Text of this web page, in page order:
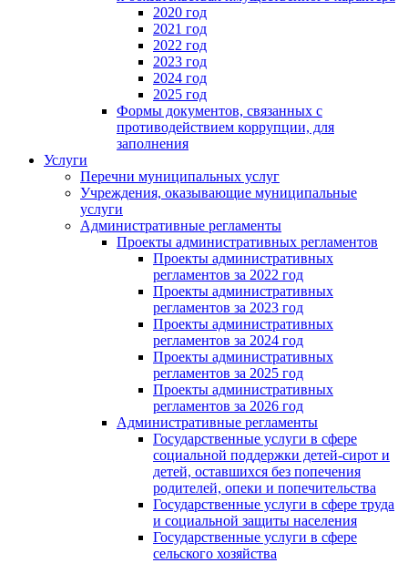
2020 год
2021 год
2022 год
2023 год
2024 год
2025 год
Формы документов, связанных с
противодействием коррупции, для
заполнения
Услуги
Перечни муниципальных услуг
Учреждения, оказывающие муниципальные
услуги
Административные регламенты
Проекты административных регламентов
Проекты административных
регламентов за 2022 год
Проекты административных
регламентов за 2023 год
Проекты административных
регламентов за 2024 год
Проекты административных
регламентов за 2025 год
Проекты административных
регламентов за 2026 год
Административные регламенты
Государственные услуги в сфере
социальной поддержки детей-сирот и
детей, оставшихся без попечения
родителей, опеки и попечительства
Государственные услуги в сфере труда
и социальной защиты населения
Государственные услуги в сфере
сельского хозяйства